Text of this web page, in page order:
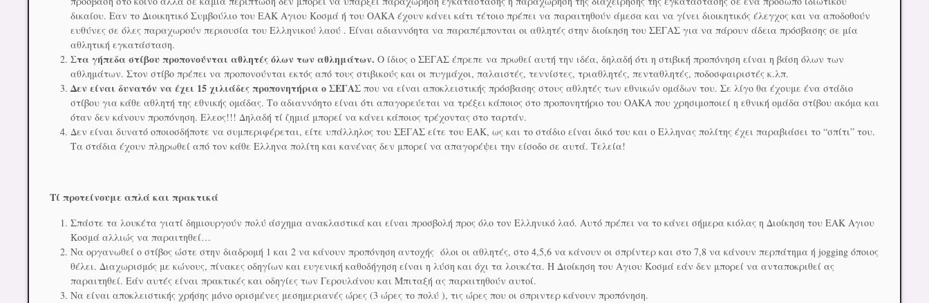
δικαίου. Εαν το Διοικητικό Συμβούλιο του ΕΑΚ Αγιου Κοσμά ή του ΟΑΚΑ έχουν κάνει κάτι τέτοιο πρέπει να παραιτηθούν άμεσα και να γίνει διοικητικός έλεγχος και να αποδοθούν
ευθύνες σε όλες παραχωρούν περιουσία του Ελληνικού λαού . Είναι αδιαννόητα να παραπέμπονται οι αθλητές στην διοίκηση του ΣΕΓΑΣ για να πάρουν άδεια πρόσβασης σε μία
αθλητική εγκατάσταση.
Στα γήπεδα στίβου προπονούνται αθλητές όλων των αθλημάτων. Ο ίδιος ο ΣΕΓΑΣ έπρεπε να πρωθεί αυτή την ιδέα, δηλαδή ότι η στιβική προπόνηση είναι η βάση όλων των
αθλημάτων. Στον στίβο πρέπει να προπονούνται εκτός από τους στιβικούς και οι πυγμάχοι, παλαιστές, τεννίστες, τριαθλητές, πενταθλητές, ποδοσφαιριστές κ.λπ.
Δεν είναι δυνατόν να έχει 15 χιλιάδες προπονητήρια ο ΣΕΓΑΣ που να είναι αποκλειστικής πρόσβασης στους αθλητές των εθνικών ομάδων του. Σε λίγο θα έχουμε ένα στάδιο
στίβου για κάθε αθλητή της εθνικής ομάδας. Το αδιαννόητο είναι ότι απαγορεύεται να τρέξει κάποιος στο προπονητήριο του ΟΑΚΑ που χρησιμοποιεί η εθνική ομάδα στίβου ακόμα και
όταν δεν κάνουν προπόνηση. Ελεος!!! Δηλαδή τί ζημιά μπορεί να κάνει κάποιος τρέχοντας στο ταρτάν.
Δεν είναι δυνατό οποιοσδήποτε να συμπεριφέρεται, είτε υπάλληλος του ΣΕΓΑΣ είτε του ΕΑΚ, ως και το στάδιο είναι δικό του και ο Ελληνας πολίτης έχει παραβιάσει το “σπίτι” του.
Τα στάδια έχουν πληρωθεί από τον κάθε Ελληνα πολίτη και κανένας δεν μπορεί να απαγορέψει την είσοδο σε αυτά. Τελεία!
Τί προτείνουμε απλά και πρακτικά
Σπάστε τα λουκέτα γιατί δημιουργούν πολύ άσχημα ανακλαστικά και είναι προσβολή προς όλο τον Ελληνικό λαό. Αυτό πρέπει να το κάνει σήμερα κιόλας η Διοίκηση του ΕΑΚ Αγιου
Κοσμά αλλιώς να παραιτηθεί…
Να οργανωθεί ο στίβος ώστε στην διαδρομή 1 και 2 να κάνουν προπόνηση αντοχής όλοι οι αθλητές, στο 4,5,6 να κάνουν οι σπρίντερ και στο 7,8 να κάνουν περπάτημα ή jogging όποιος
θέλει. Διαχωρισμός με κώνους, πίνακες οδηγίων και ευγενική καθοδήγηση είναι η λύση και όχι τα λουκέτα. Η Διοίκηση του Αγιου Κοσμά εάν δεν μπορεί να ανταποκριθεί ας
παραιτηθεί. Εάν αυτές είναι πρακτικές και οδηγίες των Γερουλάνου και Μπιταξή ας παραιτηθούν αυτοί.
Να είναι αποκλειστικής χρήσης μόνο ορισμένες μεσημεριανές ώρες (3 ώρες το πολύ ), τις ώρες που οι σπριντερ κάνουν προπόνηση.